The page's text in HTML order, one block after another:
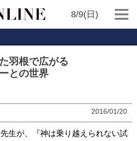
8/9(日)
羽根で広がる
との世界
2016/01/20
生が、『神は乗り越えられない試